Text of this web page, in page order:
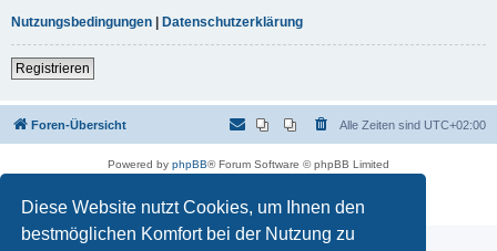
Diese Website nutzt Cookies, um Ihnen den
bestmöglichen Komfort bei der Nutzung zu
Nutzungsbedingungen | Datenschutzerklärung
Registrieren
Foren-Übersicht Alle Zeiten sind UTC+02:00
Powered by phpBB® Forum Software © phpBB Limited
Datenschutz|Nutzungsbedingungen